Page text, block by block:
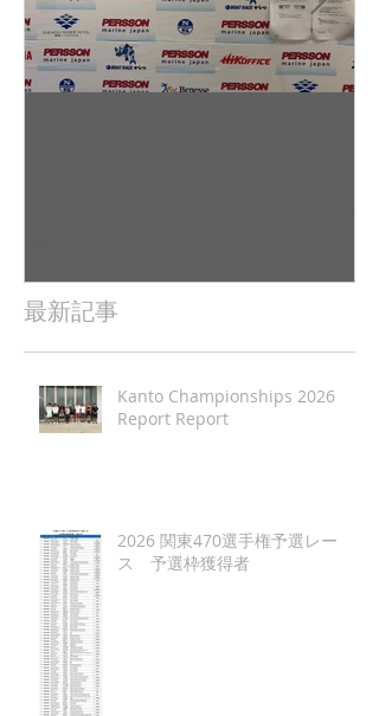
最新記事
Kanto Championships 2026
Report Report
2026 関東470選手権予選レー
ス 予選枠獲得者